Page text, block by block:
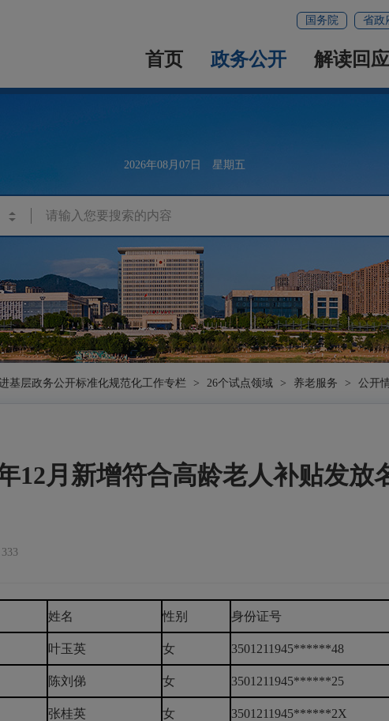
国务院 省政
首页 政务公开 解读回应
2026年08月07日 星期五
基层政务公开标准化规范化工作专栏 > 26个试点领域 > 养老服务 > 公开
12月新增符合高龄老人补贴发放
姓名 性别 身份证号
叶玉英 女 3501211945******48
陈刘俤 女 3501211945******25
张桂英 女 3501211945******2X